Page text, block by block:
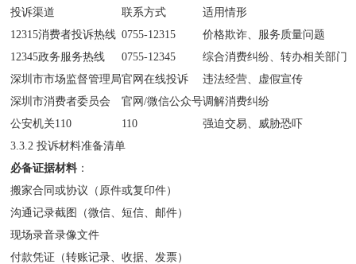
投诉渠道 联系方式
适用情形
12315消费者投诉热线 0755-12315
价格欺诈、服务质量问题
12345政务服务热线
0755-12345
综合消费纠纷、转办相关部门
深圳市市场监督管理局官网在线投诉
违法经营、虚假宣传
深圳市消费者委员会
官网/微信公众号调解消费纠纷
公安机关110
110
强迫交易、威胁恐吓
3.3.2 投诉材料准备清单
必备证据材料 ：
搬家合同或协议（原件或复印件）
沟通记录截图（微信、短信、邮件）
现场录音录像文件
付款凭证（转账记录、收据、发票）